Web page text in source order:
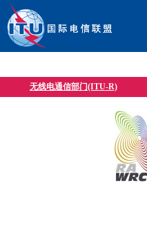
无线电通信部门(ITU-R)